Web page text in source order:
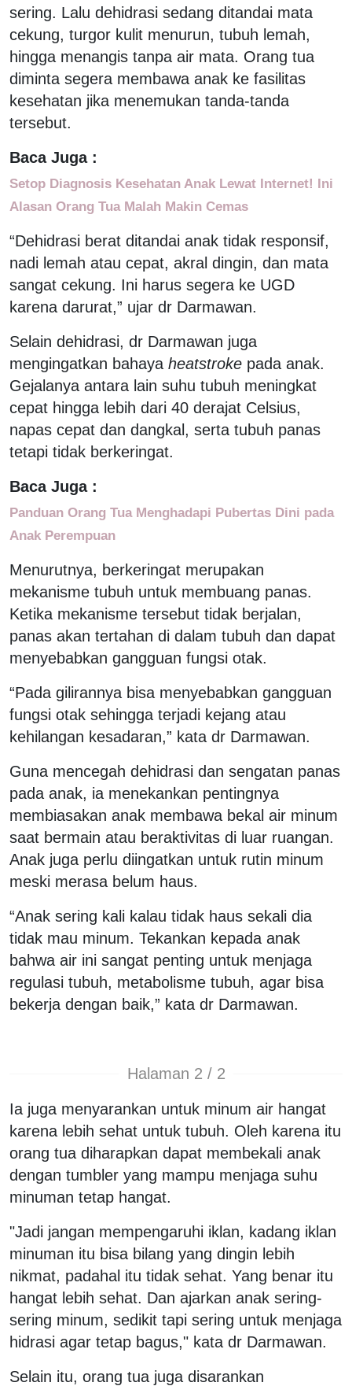
sering. Lalu dehidrasi sedang ditandai mata
cekung, turgor kulit menurun, tubuh lemah,
hingga menangis tanpa air mata. Orang tua
diminta segera membawa anak ke fasilitas
kesehatan jika menemukan tanda-tanda
tersebut.
Baca Juga :
Setop Diagnosis Kesehatan Anak Lewat Internet! Ini
Alasan Orang Tua Malah Makin Cemas
“Dehidrasi berat ditandai anak tidak responsif,
nadi lemah atau cepat, akral dingin, dan mata
sangat cekung. Ini harus segera ke UGD
karena darurat,” ujar dr Darmawan.
Selain dehidrasi, dr Darmawan juga
mengingatkan bahaya heatstroke pada anak.
Gejalanya antara lain suhu tubuh meningkat
cepat hingga lebih dari 40 derajat Celsius,
napas cepat dan dangkal, serta tubuh panas
tetapi tidak berkeringat.
Baca Juga :
Panduan Orang Tua Menghadapi Pubertas Dini pada
Anak Perempuan
Menurutnya, berkeringat merupakan
mekanisme tubuh untuk membuang panas.
Ketika mekanisme tersebut tidak berjalan,
panas akan tertahan di dalam tubuh dan dapat
menyebabkan gangguan fungsi otak.
“Pada gilirannya bisa menyebabkan gangguan
fungsi otak sehingga terjadi kejang atau
kehilangan kesadaran,” kata dr Darmawan.
Guna mencegah dehidrasi dan sengatan panas
pada anak, ia menekankan pentingnya
membiasakan anak membawa bekal air minum
saat bermain atau beraktivitas di luar ruangan.
Anak juga perlu diingatkan untuk rutin minum
meski merasa belum haus.
“Anak sering kali kalau tidak haus sekali dia
tidak mau minum. Tekankan kepada anak
bahwa air ini sangat penting untuk menjaga
regulasi tubuh, metabolisme tubuh, agar bisa
bekerja dengan baik,” kata dr Darmawan.
Halaman 2 / 2
Ia juga menyarankan untuk minum air hangat
karena lebih sehat untuk tubuh. Oleh karena itu
orang tua diharapkan dapat membekali anak
dengan tumbler yang mampu menjaga suhu
minuman tetap hangat.
"Jadi jangan mempengaruhi iklan, kadang iklan
minuman itu bisa bilang yang dingin lebih
nikmat, padahal itu tidak sehat. Yang benar itu
hangat lebih sehat. Dan ajarkan anak sering-
sering minum, sedikit tapi sering untuk menjaga
hidrasi agar tetap bagus," kata dr Darmawan.
Selain itu, orang tua juga disarankan